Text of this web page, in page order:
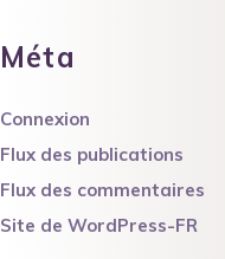
Méta
Connexion
Flux des publications
Flux des commentaires
Site de WordPress-FR